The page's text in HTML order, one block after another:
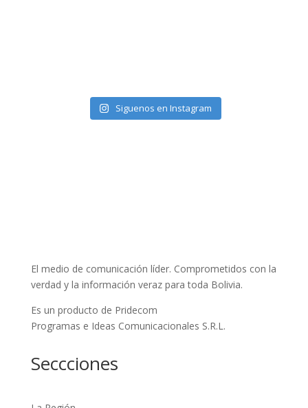
Siguenos en Instagram
El medio de comunicación líder. Comprometidos con la
verdad y la información veraz para toda Bolivia.
Es un producto de Pridecom
Programas e Ideas Comunicacionales S.R.L.
Seccciones